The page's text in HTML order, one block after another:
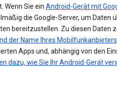
Wenn Sie ein Android-Gerät mit
die Google-Server, um Daten
bereitzustellen. Zu diesen Daten
der Name Ihres Mobilfunkanbieters
Apps und, abhängig von den
dazu, wie Sie Ihr Android-Gerät